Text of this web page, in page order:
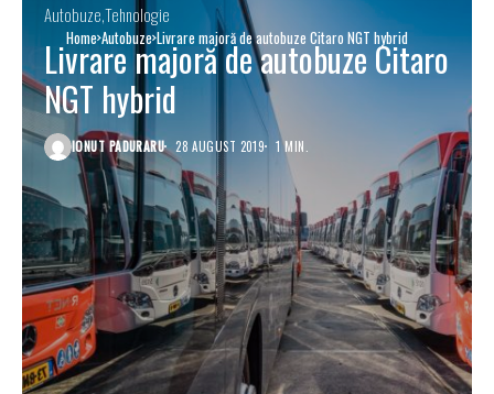
Home Autobuze Livrare majoră de autobuze Citaro NGT hybrid
AutobuzeTehnologie
Livrare majoră de autobuze Citaro
NGT hybrid
IONUT PADURARU 28 AUGUST 2019 1 MIN.